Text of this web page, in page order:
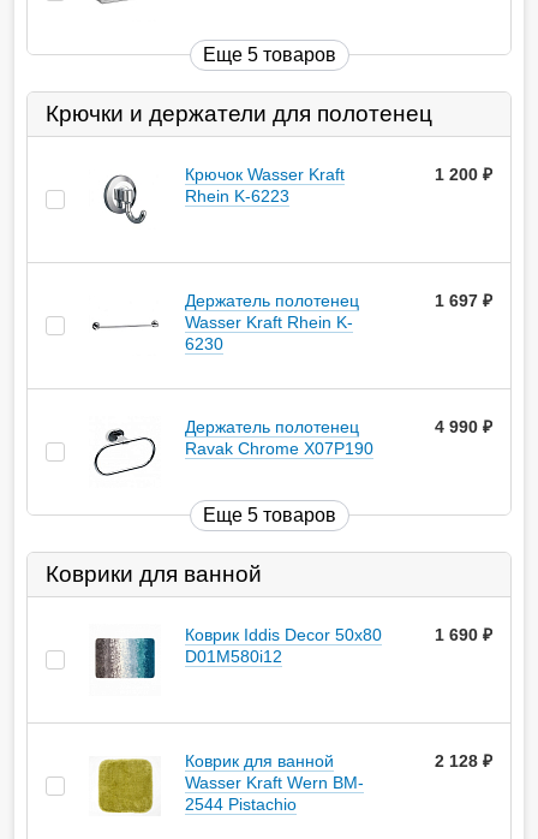
Еще 5 товаров
Крючки и держатели для полотенец
Крючок Wasser Kraft
Rhein K-6223
1 200
Держатель полотенец
Wasser Kraft Rhein K-
6230
1 697
Держатель полотенец
Ravak Chrome X07P190
4 990
Еще 5 товаров
Коврики для ванной
Коврик Iddis Decor 50х80
D01M580i12
1 690
Коврик для ванной
Wasser Kraft Wern BM-
2544 Pistachio
2 128